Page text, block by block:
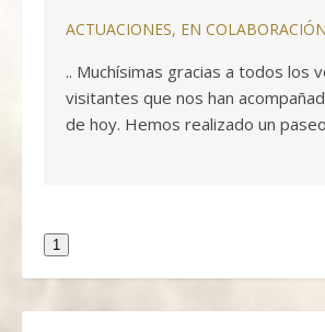
ACTUACIONES, EN COLABORACIÓN
.. Muchísimas gracias a todos los
visitantes que nos han
de hoy. Hemos realizado un
1